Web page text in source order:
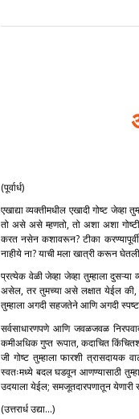
(पूर्वार्ध)
एखाद्या व्यक्तीमधील एखादी गोष्ट
तो असे असे म्हणतो, तो अशा अशा
करत नसेन कशावरून? टीका
नाहीये ना? याची मला खात्री करून घेतली
प्रत्येक वेळी जेव्हा जेव्हा तुम्हाला दुसऱ्या
असेल, तर तुमच्या असे लक्षात येईल की,
तुम्हाला अगदी सहजतेने आणि अगदी
सर्वसाधारणपणे आणि जवळजवळ
कमीअधिक गुप्त रूपात, कदाचित
जी गोष्ट तुम्हाला फारशी त्रासदायक
स्वतःमध्ये बदल घडवून आणण्यासाठी
उदयाला येईल; समजूतदारपणातून येणारी
(उत्तरार्ध उद्या…)